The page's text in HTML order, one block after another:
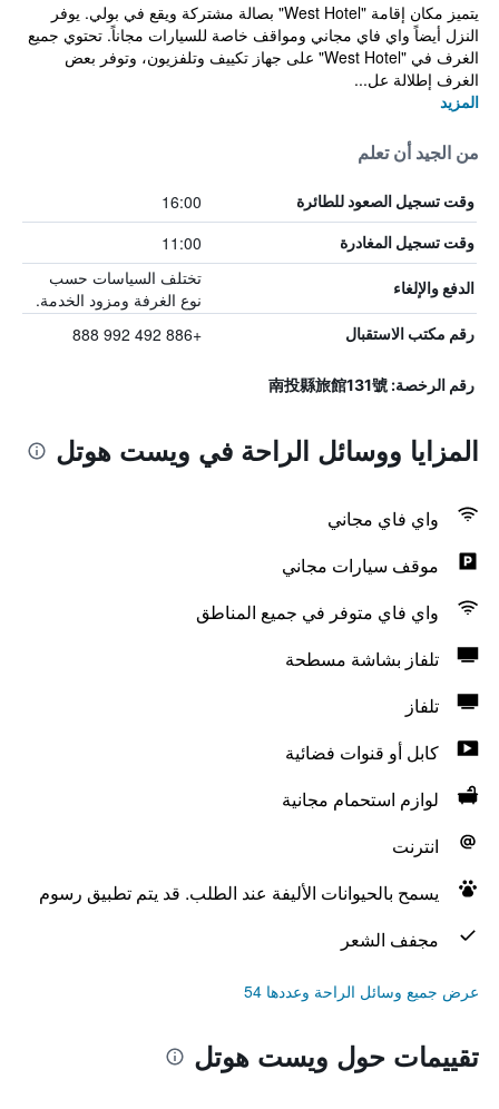
يتميز مكان إقامة "West Hotel" بصالة مشتركة ويقع في بولي. يوفر
النزل أيضاً واي فاي مجاني ومواقف خاصة للسيارات مجاناً. تحتوي جميع
الغرف في "West Hotel" على جهاز تكييف وتلفزيون، وتوفر بعض
الغرف إطلالة عل...
المزيد
من الجيد أن تعلم
وقت تسجيل الصعود للطائرة 16:00
وقت تسجيل المغادرة 11:00
الدفع والإلغاء
تختلف السياسات حسب
نوع الغرفة ومزود الخدمة.
رقم مكتب الاستقبال +886 492 992 888
رقم الرخصة: 南投縣旅館131號
المزايا ووسائل الراحة في ويست هوتل
واي فاي مجاني
موقف سيارات مجاني
واي فاي متوفر في جميع المناطق
تلفاز بشاشة مسطحة
تلفاز
كابل أو قنوات فضائية
لوازم استحمام مجانية
انترنت
يسمح بالحيوانات الأليفة عند الطلب. قد يتم تطبيق رسوم
مجفف الشعر
عرض جميع وسائل الراحة وعددها 54
تقييمات حول ويست هوتل